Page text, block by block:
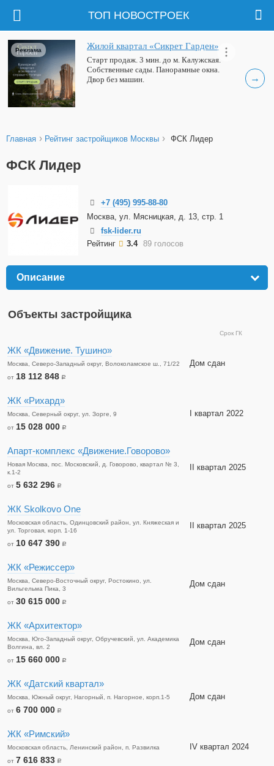
ТОП НОВОСТРОЕК
→
Жилой квартал «Сикрет Гарден»
Старт продаж. 3 мин. до м. Калужская.
Собственные сады. Панорамные окна.
Двор без машин.
Реклама
Главная › Рейтинг застройщиков Москвы › ФСК Лидер
ФСК Лидер
+7 (495) 995-88-80
Москва, ул. Мясницкая, д. 13, стр. 1
fsk-lider.ru
Рейтинг
3.4 89 голосов
Описание
Объекты застройщика
Срок ГК
ЖК «Движение. Тушино»
Москва, Северо-Западный округ, Волоколамское ш., 71/22
от 18 112 848 a
Дом сдан
ЖК «Рихард»
Москва, Северный округ, ул. Зорге, 9
от 15 028 000 a
I квартал 2022
Апарт-комплекс «Движение.Говорово»
Новая Москва, пос. Московский, д. Говорово, квартал № 3,
к.1-2
от 5 632 296 a
II квартал 2025
ЖК Skolkovo One
Московская область, Одинцовский район, ул. Княжеская и
ул. Торговая, корп. 1-16
от 10 647 390 a
II квартал 2025
ЖК «Режиссер»
Москва, Северо-Восточный округ, Ростокино, ул.
Вильгельма Пика, 3
от 30 615 000 a
Дом сдан
ЖК «Архитектор»
Москва, Юго-Западный округ, Обручевский, ул. Академика
Волгина, вл. 2
от 15 660 000 a
Дом сдан
ЖК «Датский квартал»
Москва, Южный округ, Нагорный, п. Нагорное, корп.1-5
от 6 700 000 a
Дом сдан
ЖК «Римский»
Московская область, Ленинский район, п. Развилка
от 7 616 833 a
IV квартал 2024